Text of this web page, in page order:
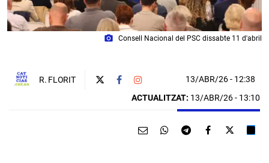
photo_camera Consell Nacional del PSC dissabte 11 d'abril
R. FLORIT 13/ABR/26- 12:38
ACTUALITZAT: 13/ABR/26 - 13:10